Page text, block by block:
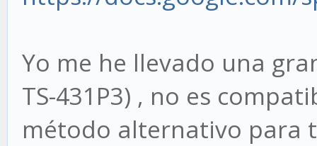
Yo me he llevado una
TS-431P3) , no es
método alternativo para